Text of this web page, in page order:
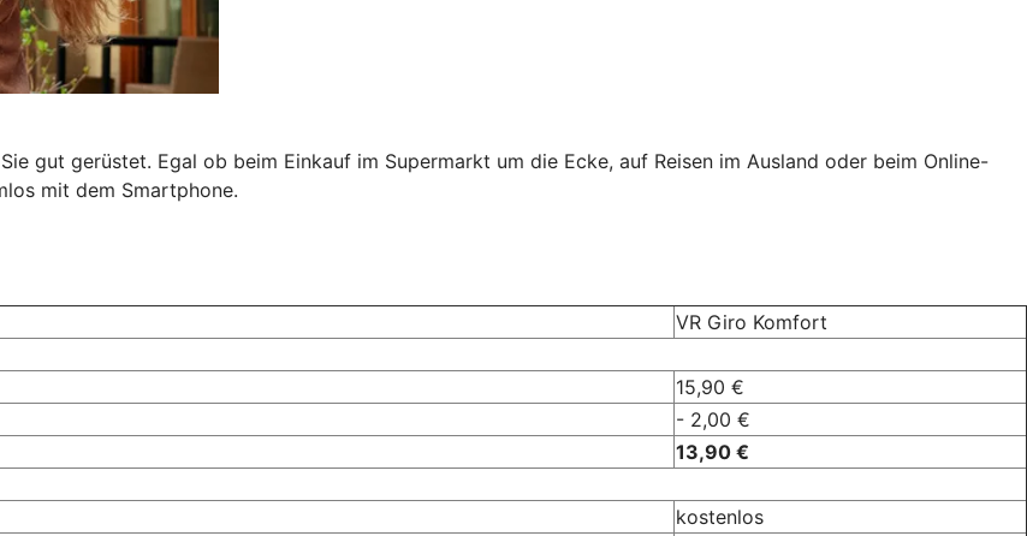
gut gerüstet. Egal ob beim Einkauf im Supermarkt um die Ecke, auf Reisen im Ausland oder beim Online-
mit dem Smartphone.
VR Giro Komfort
15,90 €
- 2,00 €
13,90 €
kostenlos